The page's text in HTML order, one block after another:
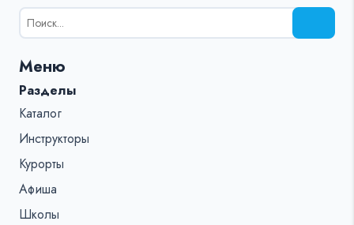
Результаты
поиска
%s:
Меню
Разделы
Каталог
Инструкторы
Курорты
Афиша
Школы